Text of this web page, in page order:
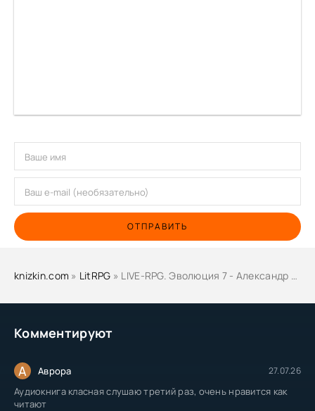
Комментируют
А Аврора 27.07.26
Аудиокнига класная слушаю третий раз, очень нравится как
читают
ОТПРАВИТЬ
knizkin.com » LitRPG » LIVE-RPG. Эволюция 7 - Александр Кронос